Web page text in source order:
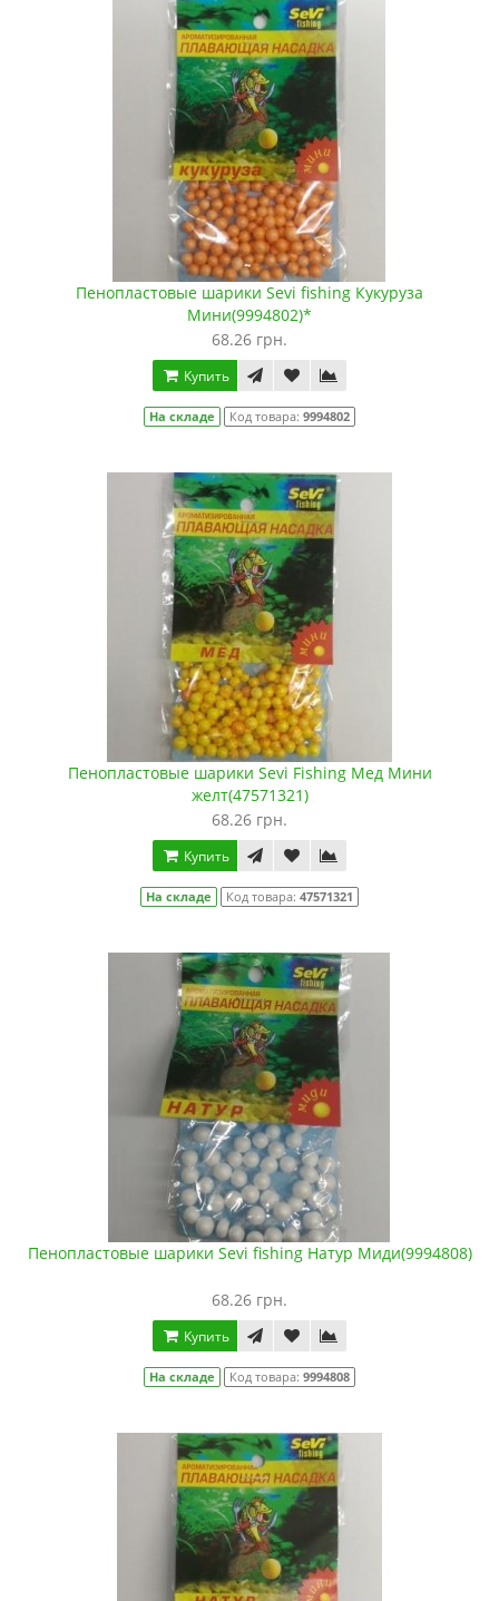
Пенопластовые шарики Sevi fishing Кукуруза
Мини(9994802)*
68.26 грн.
Купить
На складе Код товара: 9994802
Пенопластовые шарики Sevi Fishing Мед Мини
желт(47571321)
68.26 грн.
Купить
На складе Код товара: 47571321
Пенопластовые шарики Sevi fishing Натур Миди(9994808)
68.26 грн.
Купить
На складе Код товара: 9994808